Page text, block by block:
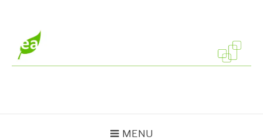
conteúdo
MENU